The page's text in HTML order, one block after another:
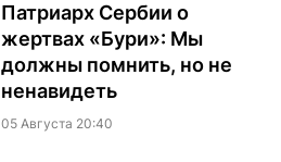
Патриарх Сербии о
жертвах «Бури»: Мы
должны помнить, но не
ненавидеть
05 Августа 20:40